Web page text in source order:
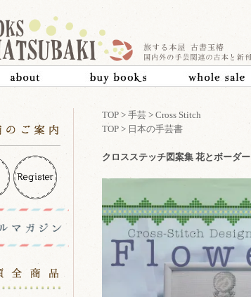
TOP > 手芸 > Cross Stitch
TOP > 日本の手芸書
クロスステッチ図案集 花とボーダー